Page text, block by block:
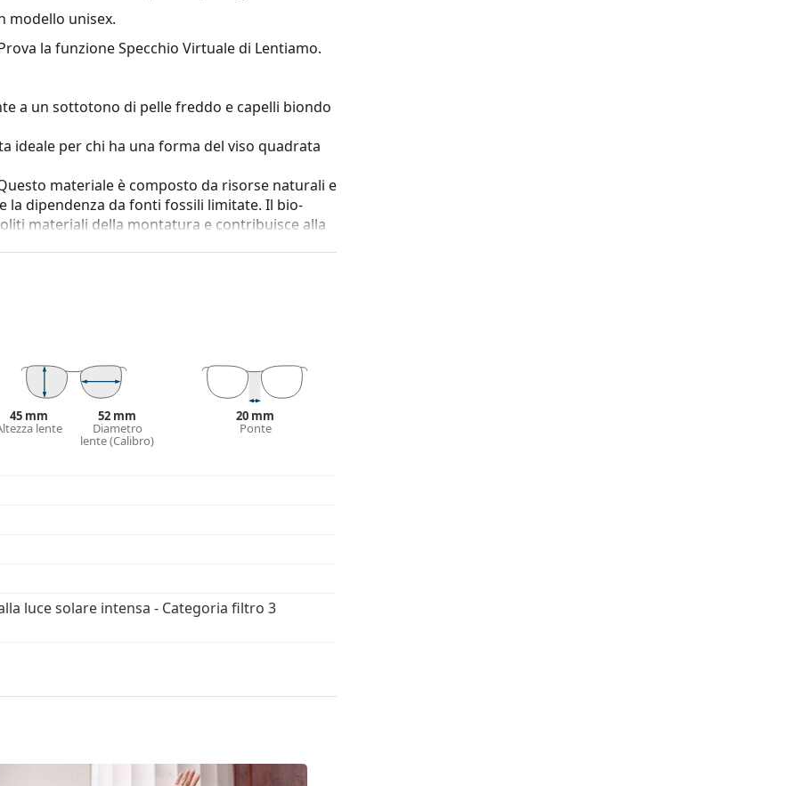
modello unisex.
la funzione Specchio Virtuale di Lentiamo.
a un sottotono di pelle freddo e capelli biondo
ideale per chi ha una forma del viso quadrata
materiale è composto da risorse naturali e
la dipendenza da fonti fossili limitate. Il bio-
materiali della montatura e contribuisce alla
leggerezza e la resistenza alla rottura.
al 100% dalla luce solare. Le lenti degli
3 (trasmissione della luce 8–18%). Sono
città.
Il colore della custodia e il suo design
occhiali da sole. Alcuni modelli possono
un panno.
45 mm
lente
52 mm
Diametro
lente (Calibro)
20 mm
Ponte
luce solare intensa - Categoria filtro 3